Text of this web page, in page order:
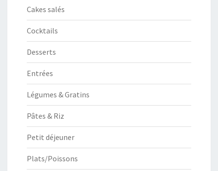
Cakes salés
Cocktails
Desserts
Entrées
Légumes & Gratins
Pâtes & Riz
Petit déjeuner
Plats/Poissons